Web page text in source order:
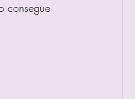
consegue